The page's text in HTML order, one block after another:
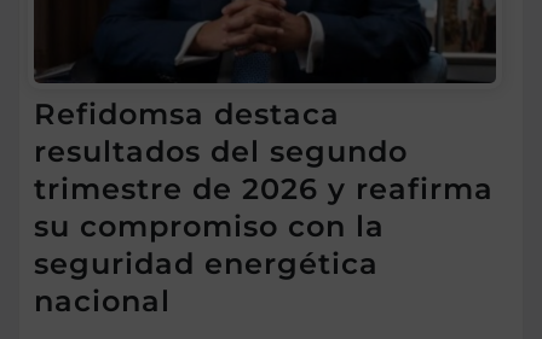
Refidomsa destaca
resultados del segundo
trimestre de 2026 y reafirma
su compromiso con la
seguridad energética
nacional